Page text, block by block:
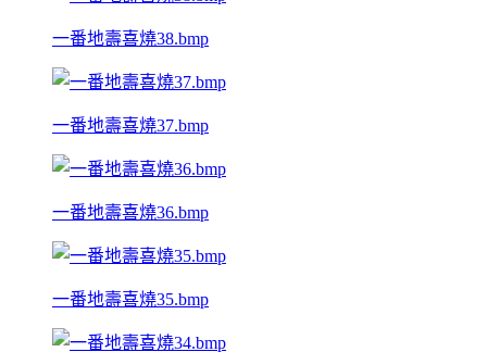
一番地壽喜燒38.bmp
一番地壽喜燒37.bmp
一番地壽喜燒36.bmp
一番地壽喜燒35.bmp